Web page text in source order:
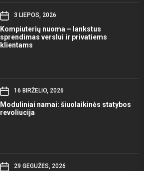
3 LIEPOS, 2026
Kompiuterių nuoma – lankstus
sprendimas verslui ir privatiems
klientams
16 BIRŽELIO, 2026
Moduliniai namai: šiuolaikinės statybos
revoliucija
29 GEGUŽĖS, 2026